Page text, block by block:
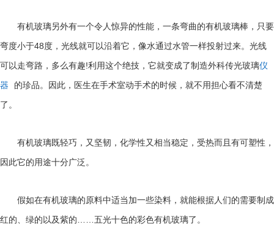
有机玻璃另外有一个令人惊异的性能，一条弯曲的有机玻璃棒，只要
弯度小于48度，光线就可以沿着它，像水通过水管一样投射过来。光线
可以走弯路，多么有趣!利用这个绝技，它就变成了制造外科传光玻璃仪
器 的珍品。因此，医生在手术室动手术的时候，就不用担心看不清楚
了。
有机玻璃既轻巧，又坚韧，化学性又相当稳定，受热而且有可塑性，
因此它的用途十分广泛。
假如在有机玻璃的原料中适当加一些染料，就能根据人们的需要制成
红的、绿的以及紫的 五光十色的彩色有机玻璃了。